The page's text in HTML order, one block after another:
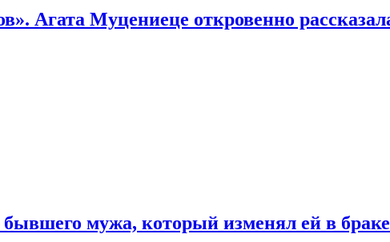
Агата Муцениеце откровенно
мужа, который изменял ей в браке